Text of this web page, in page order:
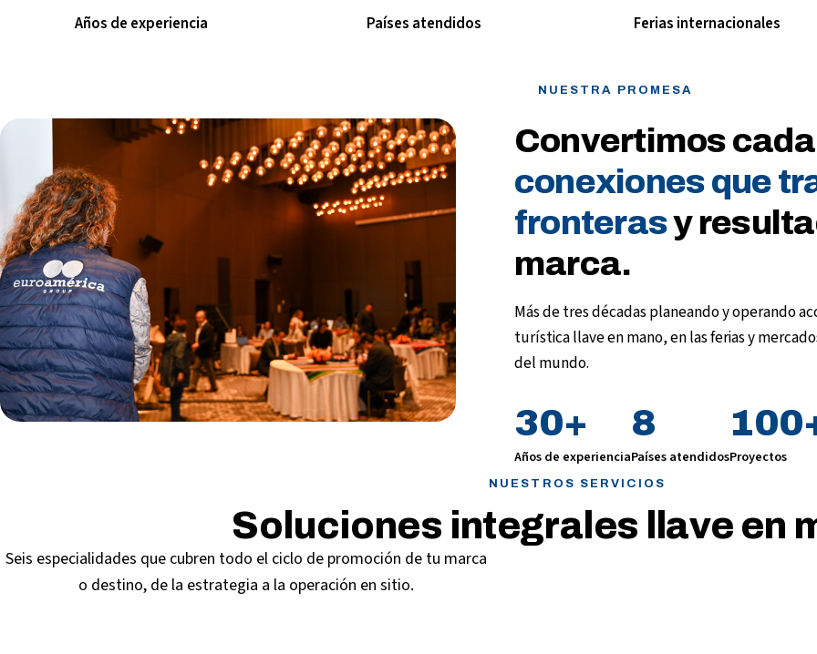
Años de experiencia Países atendidos Ferias internacionales
NUESTRA PROMESA
Convertimos
conexiones que
fronterasy
marca.
Más de tres décadas planeando y operando
turística llave en mano, en las ferias y
del mundo.
30+
Años de experiencia
8
Países atendidos
100
Proyectos
NUESTROS SERVICIOS
Soluciones integrales llave en
Seis especialidades que cubren todo el ciclo de promoción de tu marca
o destino, de la estrategia a la operación en sitio.